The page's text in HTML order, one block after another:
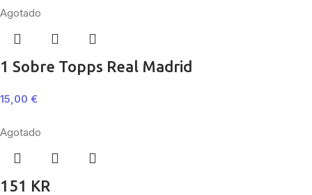
Agotado
1 Sobre Topps Real Madrid
15,00 €
Agotado
151 KR